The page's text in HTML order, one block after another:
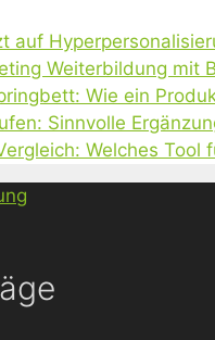
auf
Weiterbildung mit
Wie ein
Sinnvolle
Welches